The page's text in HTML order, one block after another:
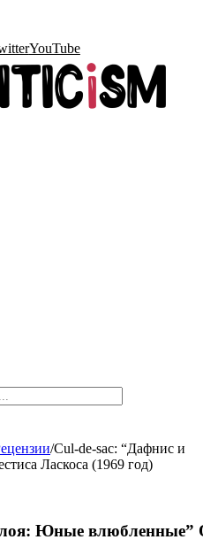
YouTube
/Cul-de-sac: “Дафнис и
Ласкоса (1969 год)
Юные влюбленные”